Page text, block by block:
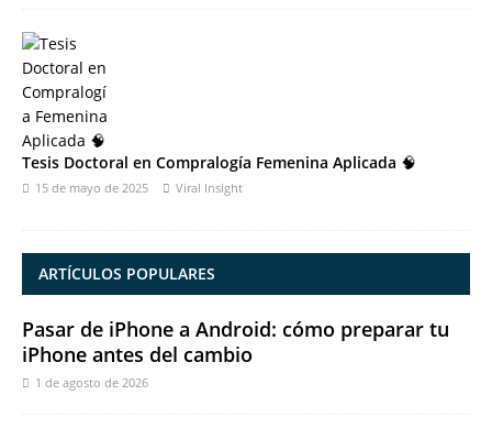
Tesis Doctoral en Compralogía Femenina Aplicada 🧠
15 de mayo de 2025 Viral Insight
ARTÍCULOS POPULARES
Pasar de iPhone a Android: cómo preparar tu
iPhone antes del cambio
1 de agosto de 2026